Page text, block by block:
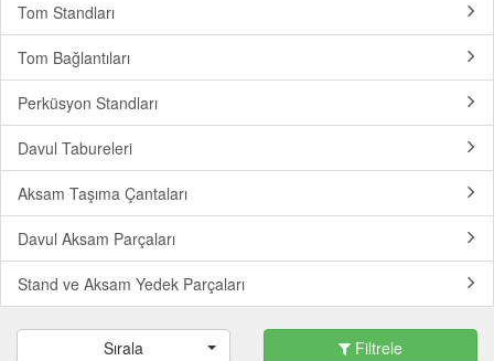
Tom Standları
Tom Bağlantıları
Perküsyon Standları
Davul Tabureleri
Aksam Taşıma Çantaları
Davul Aksam Parçaları
Stand ve Aksam Yedek Parçaları
Sırala Filtrele